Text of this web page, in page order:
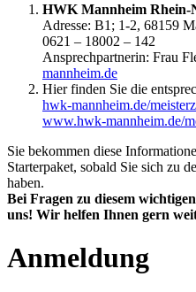
HWK Mannheim Rhein-
Adresse: B1; 1-2, 68159
0621 – 18002 – 142
Ansprechpartnerin: Frau
mannheim.de
Hier finden Sie die
hwk-mannheim.de/
www.hwk-mannheim.de/
Sie bekommen diese
Starterpaket, sobald Sie sich zu
haben.
Bei Fragen zu diesem
uns! Wir helfen Ihnen gern
Anmeldung